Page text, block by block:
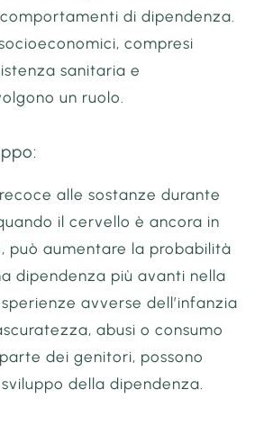
di dipendenza.
compresi
sanitaria e
un ruolo.
alle sostanze durante
il cervello è ancora in
può aumentare la probabilità
dipendenza più avanti nella
avverse dell’infanzia
abusi o consumo
dei genitori, possono
della dipendenza.